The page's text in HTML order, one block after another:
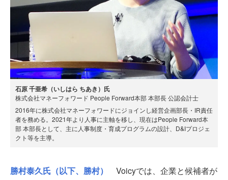
石原 千亜希（いしはら ちあき）氏
株式会社マネーフォワード People Forward本部 本部長 公認会計士
2016年に株式会社マネーフォワードにジョインし経営企画部長・IR責任
者を務める。2021年より人事に主軸を移し、現在はPeople Forward本
部 本部長として、主に人事制度・育成プログラムの設計、D&Iプロジェ
クト等を主導。
勝村泰久氏（以下、勝村）
Voicyでは、企業と候補者が